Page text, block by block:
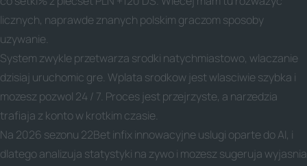
licznych, naprawde znanych polskim graczom sposoby
uzywanie.
System zwykle przetwarza srodki natychmiastowo, wlaczanie
dzisiaj uruchomic gre. Wplata srodkow jest wlasciwie szybka i
mozesz pozwol 24 / 7. Proces jest przejrzyste, a narzedzia
trafiaja z konto w krotkim czasie.
Na 2026 sezonu 22Bet infix innowacyjne uslugi oparte do AI, i
dlatego analizuja statystyki na zywo i mozesz sugeruja wyjasnia